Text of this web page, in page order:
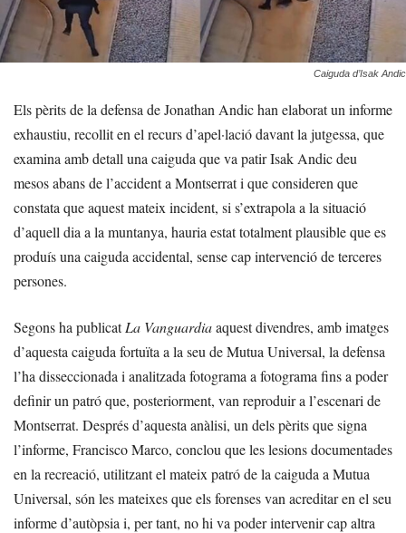
Caiguda d’Isak Andic
Els pèrits de la defensa de Jonathan Andic han elaborat un informe
exhaustiu, recollit en el recurs d’apel·lació davant la jutgessa, que
examina amb detall una caiguda que va patir Isak Andic deu
mesos abans de l’accident a Montserrat i que consideren que
constata que aquest mateix incident, si s’extrapola a la situació
d’aquell dia a la muntanya, hauria estat totalment plausible que es
produís una caiguda accidental, sense cap intervenció de terceres
persones.
Segons ha publicatLa Vanguardiaaquest divendres, amb imatges
d’aquesta caiguda fortuïta a la seu de Mutua Universal, la defensa
l’ha disseccionada i analitzada fotograma a fotograma fins a poder
definir un patró que, posteriorment, van reproduir a l’escenari de
Montserrat. Després d’aquesta anàlisi, un dels pèrits que signa
l’informe, Francisco Marco, conclou que les lesions documentades
en la recreació, utilitzant el mateix patró de la caiguda a Mutua
Universal, són les mateixes que els forenses van acreditar en el seu
informe d’autòpsia i, per tant, no hi va poder intervenir cap altra